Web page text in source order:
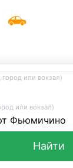
из
или вокзал)
или вокзал)
Найти